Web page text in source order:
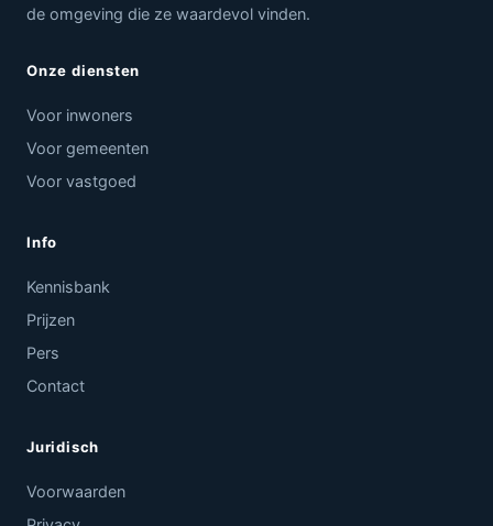
de omgeving die ze waardevol vinden.
Onze diensten
Voor inwoners
Voor gemeenten
Voor vastgoed
Info
Kennisbank
Prijzen
Pers
Contact
Juridisch
Voorwaarden